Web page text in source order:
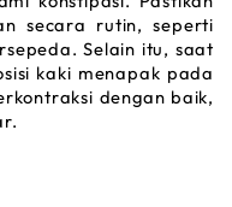
secara rutin, seperti
Selain itu, saat
kaki menapak pada
dengan baik,